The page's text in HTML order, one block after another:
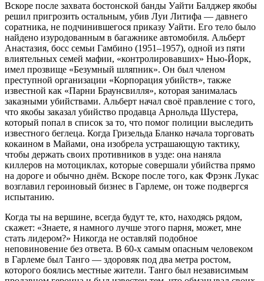
Вскоре после захвата бостонской банды Уайти Балджер якобы
решил пригрозить остальным, убив Луи Литифа — давнего
соратника, не подчинившегося приказу Уайти. Его тело было
найдено изуродованным в багажнике автомобиля. Альберт
Анастазия, босс семьи Гамбино (1951–1957), одной из пяти
влиятельных семей мафии, «контролировавших» Нью-Йорк,
имел прозвище «Безумный шляпник». Он был членом
преступной организации «Корпорация убийств», также
известной как «Парни Браунсвилля», которая занималась
заказными убийствами. Альберт начал своё правление с того,
что якобы заказал убийство продавца Арнольда Шустера,
который попал в список за то, что помог полиции выследить
известного беглеца. Когда Гризельда Бланко начала торговать
кокаином в Майами, она изобрела устрашающую тактику,
чтобы держать своих противников в узде: она наняла
киллеров на мотоциклах, которые совершали убийства прямо
на дороге и обычно днём. Вскоре после того, как Фрэнк Лукас
возглавил героиновый бизнес в Гарлеме, он тоже подвергся
испытанию.
Когда ты на вершине, всегда будут те, кто, находясь рядом,
скажет: «Знаете, я намного лучше этого парня, может, мне
стать лидером?» Никогда не оставляй подобное
неповиновение без ответа. В 60-х самым опасным человеком
в Гарлеме был Танго — здоровяк под два метра ростом,
которого боялись местные жители. Танго был независимым